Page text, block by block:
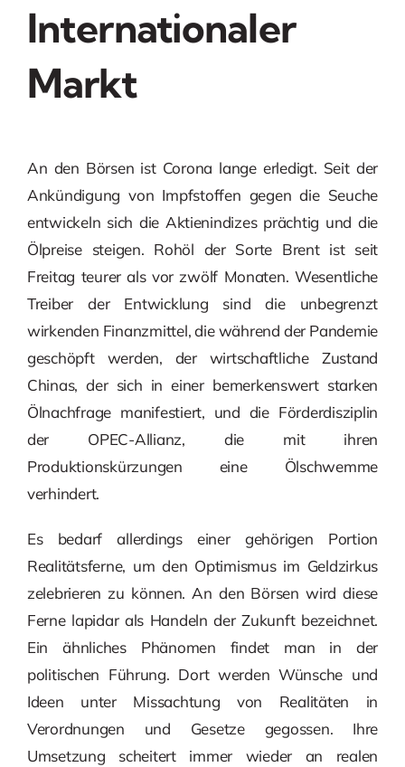
Internationaler
Markt
An den Börsen ist Corona lange erledigt. Seit der
Ankündigung von Impfstoffen gegen die Seuche
entwickeln sich die Aktienindizes prächtig und die
Ölpreise steigen. Rohöl der Sorte Brent ist seit
Freitag teurer als vor zwölf Monaten. Wesentliche
Treiber der Entwicklung sind die unbegrenzt
wirkenden Finanzmittel, die während der Pandemie
geschöpft werden, der wirtschaftliche Zustand
Chinas, der sich in einer bemerkenswert starken
Ölnachfrage manifestiert, und die Förderdisziplin
der OPEC-Allianz, die mit ihren
Produktionskürzungen eine Ölschwemme
verhindert.
Es bedarf allerdings einer gehörigen Portion
Realitätsferne, um den Optimismus im Geldzirkus
zelebrieren zu können. An den Börsen wird diese
Ferne lapidar als Handeln der Zukunft bezeichnet.
Ein ähnliches Phänomen findet man in der
politischen Führung. Dort werden Wünsche und
Ideen unter Missachtung von Realitäten in
Verordnungen und Gesetze gegossen. Ihre
Umsetzung scheitert immer wieder an realen